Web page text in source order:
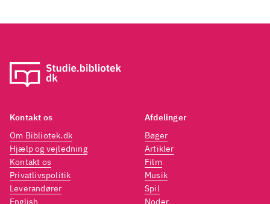
Kontakt os
Om Bibliotek.dk
Hjælp og vejledning
Kontakt os
Privatlivspolitik
Leverandører
English
Afdelinger
Bøger
Artikler
Film
Musik
Spil
Noder